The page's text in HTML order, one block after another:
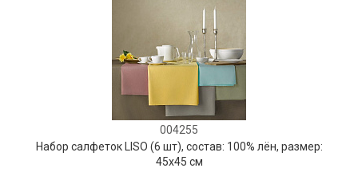
004255
Набор салфеток LISO (6 шт), состав: 100% лён, размер:
45х45 см